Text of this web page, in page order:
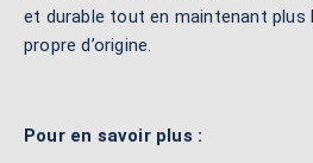
et durable tout en maintenant plus
propre d’origine.
Pour en savoir plus :